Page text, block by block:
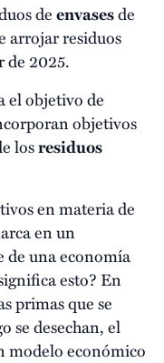
deenvasesde
arrojar residuos
de 2025.
el objetivo de
objetivos
losresiduos
en materia de
en un
de una economía
esto? En
primas que se
se desechan, el
modelo económico